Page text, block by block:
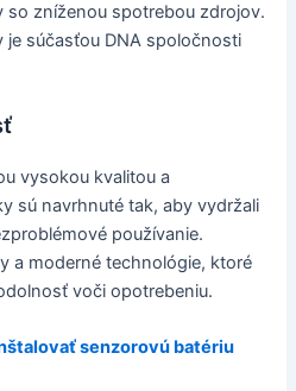
so zníženou spotrebou zdrojov.
je súčasťou DNA spoločnosti
vysokou kvalitou a
sú navrhnuté tak, aby vydržali
používanie.
a moderné technológie, ktoré
voči opotrebeniu.
senzorovú batériu